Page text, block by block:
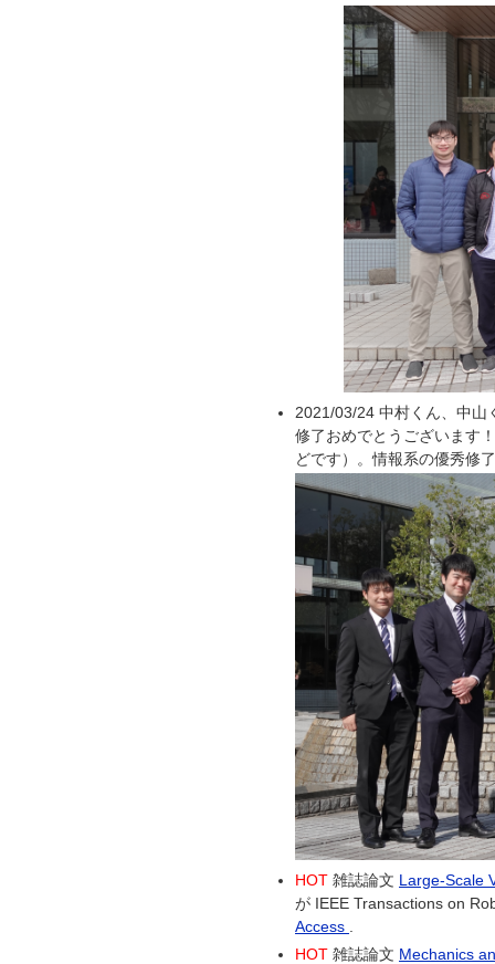
2021/03/24 中村くん、中山
修了おめでとうございます
どです）。情報系の優秀修
HOT 雑誌論文 Large-Scale
が IEEE Transactions on
Access
HOT 雑誌論文 Mechanics